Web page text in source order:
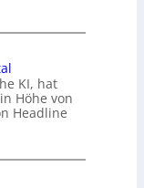
KI, hat
Höhe von
Headline